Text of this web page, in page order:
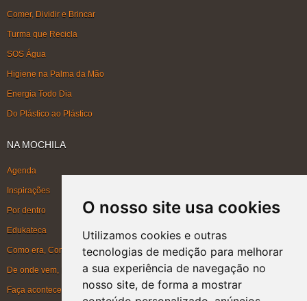
O nosso site usa cookies
Utilizamos cookies e outras
tecnologias de medição para melhorar
a sua experiência de navegação no
nosso site, de forma a mostrar
Comer, Dividir e Brincar
Turma que Recicla
SOS Água
Higiene na Palma da Mão
Energia Todo Dia
Do Plástico ao Plástico
NA MOCHILA
Agenda
Inspirações
Por dentro
Edukateca
Como era, Como ficou, Como será
De onde vem, Para onde vai
Faça acontecer